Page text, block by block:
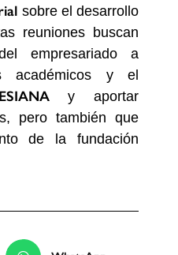
sobre el desarrollo
reuniones buscan
empresariado a
académicos y el
y aportar
pero también que
de la fundación